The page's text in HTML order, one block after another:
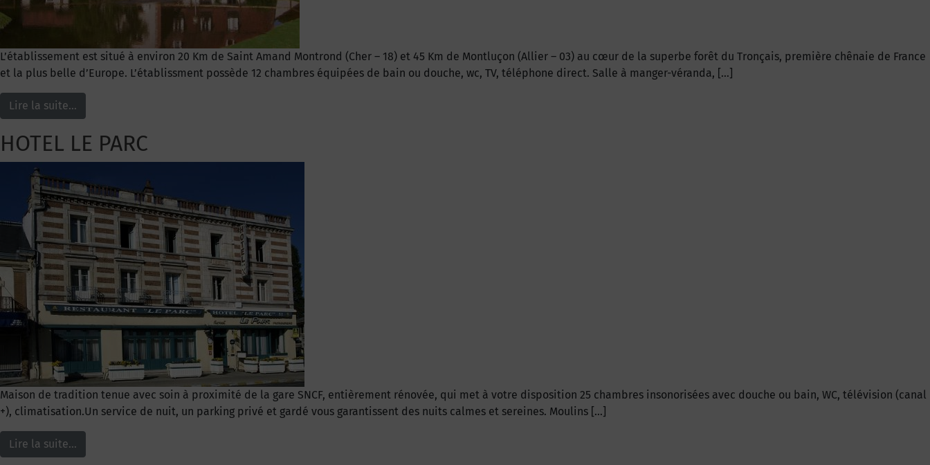
L’établissement est situé à environ 20 Km de Saint Amand Montrond (Cher – 18) et 45 Km de Montluçon (Allier – 03) au cœur de la superbe forêt du Tronçais, première chênaie de France
et la plus belle d’Europe. L’établissment possède 12 chambres équipées de bain ou douche, wc, TV, téléphone direct. Salle à manger-véranda, […]
Lire la suite…
HOTEL LE PARC
Maison de tradition tenue avec soin à proximité de la gare SNCF, entièrement rénovée, qui met à votre disposition 25 chambres insonorisées avec douche ou bain, WC, télévision (canal
+), climatisation.Un service de nuit, un parking privé et gardé vous garantissent des nuits calmes et sereines. Moulins […]
Lire la suite…